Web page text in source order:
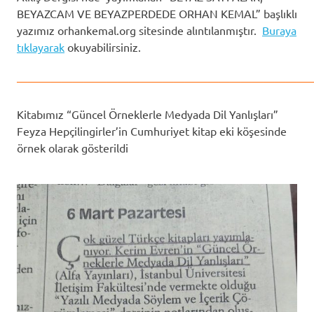
BEYAZCAM VE BEYAZPERDEDE ORHAN KEMAL” başlıklı
yazımız orhankemal.org sitesinde alıntılanmıştır. Buraya
tıklayarak okuyabilirsiniz.
Kitabımız “Güncel Örneklerle Medyada Dil Yanlışları”
Feyza Hepçilingirler’in Cumhuriyet kitap eki köşesinde
örnek olarak gösterildi